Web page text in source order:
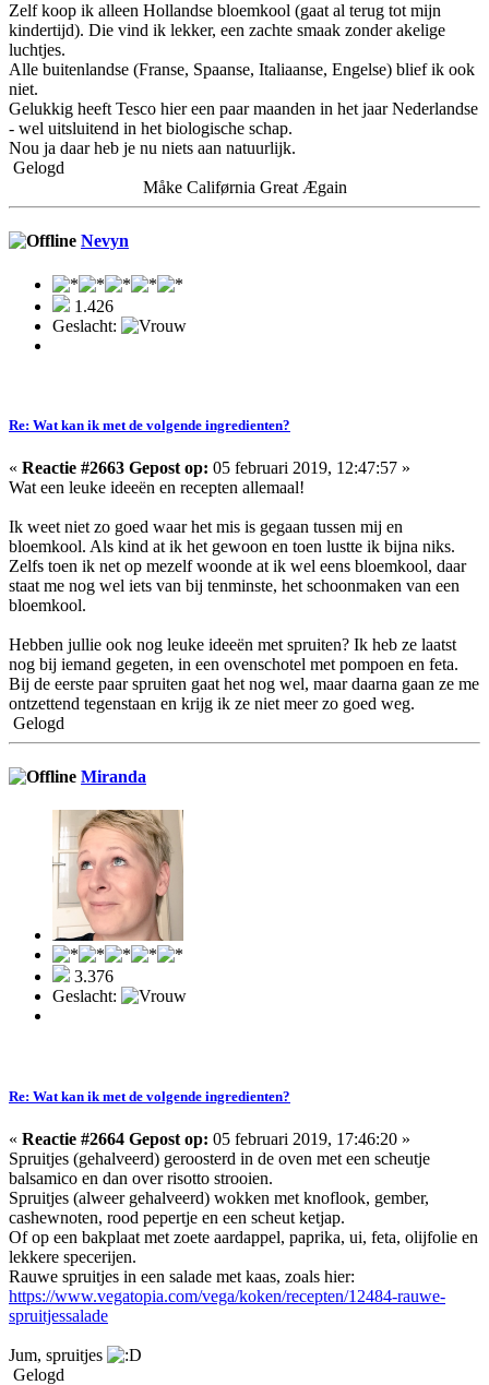
Zelf koop ik alleen Hollandse bloemkool (gaat al terug tot mijn
kindertijd). Die vind ik lekker, een zachte smaak zonder akelige
luchtjes.
Alle buitenlandse (Franse, Spaanse, Italiaanse, Engelse) blief ik ook
niet.
Gelukkig heeft Tesco hier een paar maanden in het jaar Nederlandse
- wel uitsluitend in het biologische schap.
Nou ja daar heb je nu niets aan natuurlijk.
Gelogd
Måke Califørnia Great Ægain
Nevyn
1.426
Geslacht:
Re: Wat kan ik met de volgende ingredienten?
« Reactie #2663 Gepost op: 05 februari 2019, 12:47:57 »
Wat een leuke ideeën en recepten allemaal!
Ik weet niet zo goed waar het mis is gegaan tussen mij en
bloemkool. Als kind at ik het gewoon en toen lustte ik bijna niks.
Zelfs toen ik net op mezelf woonde at ik wel eens bloemkool, daar
staat me nog wel iets van bij tenminste, het schoonmaken van een
bloemkool.
Hebben jullie ook nog leuke ideeën met spruiten? Ik heb ze laatst
nog bij iemand gegeten, in een ovenschotel met pompoen en feta.
Bij de eerste paar spruiten gaat het nog wel, maar daarna gaan ze me
ontzettend tegenstaan en krijg ik ze niet meer zo goed weg.
Gelogd
Miranda
3.376
Geslacht:
Re: Wat kan ik met de volgende ingredienten?
« Reactie #2664 Gepost op: 05 februari 2019, 17:46:20 »
Spruitjes (gehalveerd) geroosterd in de oven met een scheutje
balsamico en dan over risotto strooien.
Spruitjes (alweer gehalveerd) wokken met knoflook, gember,
cashewnoten, rood pepertje en een scheut ketjap.
Of op een bakplaat met zoete aardappel, paprika, ui, feta, olijfolie en
lekkere specerijen.
Rauwe spruitjes in een salade met kaas, zoals hier:
https://www.vegatopia.com/vega/koken/recepten/12484-rauwe-
spruitjessalade
Jum, spruitjes
Gelogd